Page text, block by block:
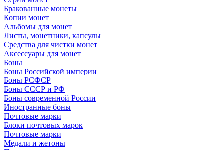
Бракованные монеты
Копии монет
Альбомы для монет
Листы, монетники, капсулы
Средства для чистки монет
Аксессуары для монет
Боны
Боны Российской империи
Боны РСФСР
Боны СССР и РФ
Боны современной России
Иностранные боны
Почтовые марки
Блоки почтовых марок
Почтовые марки
Медали и жетоны